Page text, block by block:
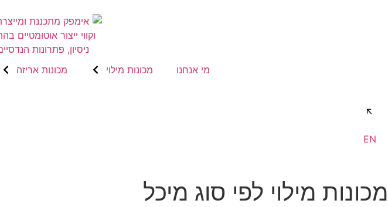
מי אנחנו מכונות מילוי מכונות אריזה
EN
מכונות מילוי לפי סוג מיכל